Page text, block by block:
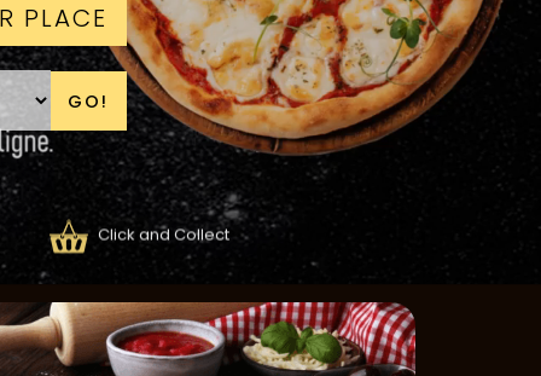
PLACE
GO!
Click and Collect